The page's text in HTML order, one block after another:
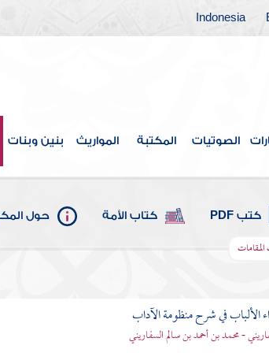
Indonesia
الصوتيات المكتبة المواريث بنين وبنات
كتب PDF كتاب الأمة حول
الألباب في شرح منظومة الآداب
- محمد بن أحمد بن سالم السفاريني